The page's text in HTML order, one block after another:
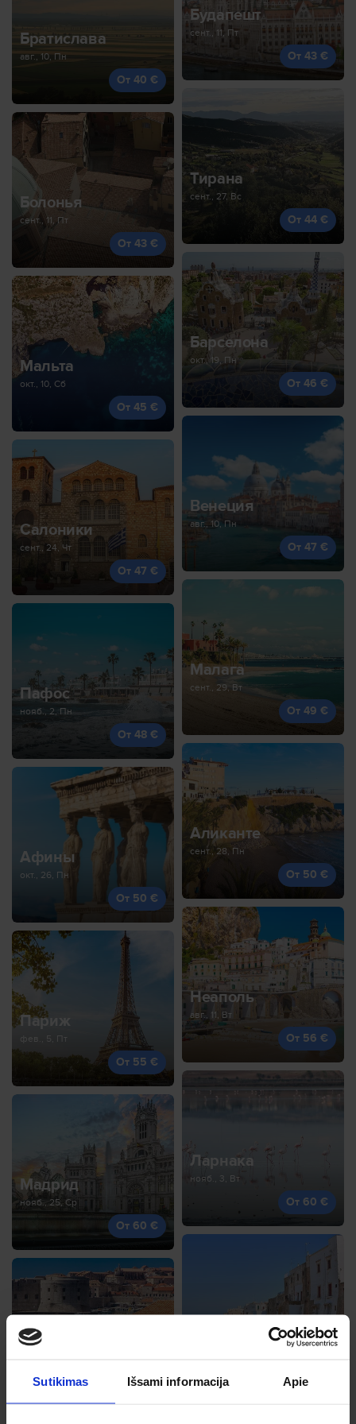
Sutikimas Išsami informacija Apie
Братислава
авг., 10, Пн
От 40 €
Будапешт
сент., 11, Пт
От 43 €
Болонья
сент., 11, Пт
От 43 €
Тирана
сент., 27, Вс
От 44 €
Мальта
окт., 10, Сб
От 45 €
Барселона
окт., 19, Пн
От 46 €
Салоники
сент., 24, Чт
От 47 €
Венеция
авг., 10, Пн
От 47 €
Пафос
нояб., 2, Пн
От 48 €
Малага
сент., 29, Вт
От 49 €
Афины
окт., 26, Пн
От 50 €
Аликанте
сент., 28, Пн
От 50 €
Париж
фев., 5, Пт
От 55 €
Неаполь
авг., 11, Вт
От 56 €
Мадрид
нояб., 25, Ср
От 60 €
Ларнака
нояб., 3, Вт
От 60 €
Дубровник
От 60 €